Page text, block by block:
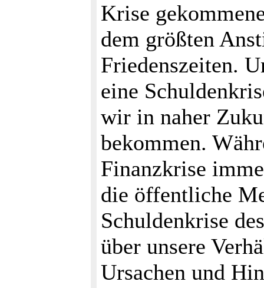
Krise
dem größten
Friedenszeiten.
eine
wir in naher
bekommen.
Finanzkrise
die öffentliche
Schuldenkrise
über unsere
Ursachen und